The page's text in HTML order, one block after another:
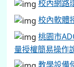
校內網路
校內軟體
桃園市
量授權簡易操作
教學設備